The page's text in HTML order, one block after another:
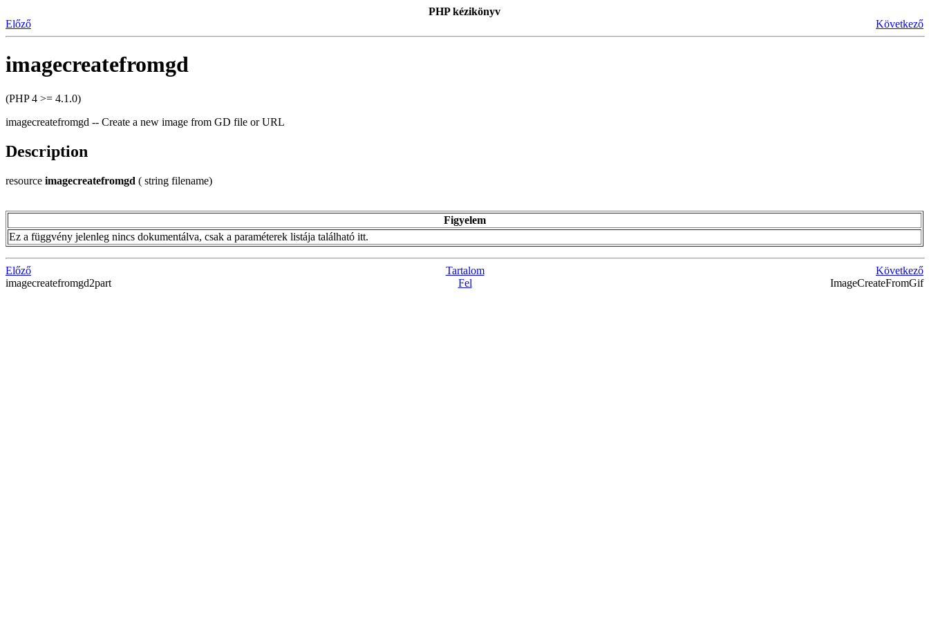
PHP kézikönyv
Előző
Következő
imagecreatefromgd
(PHP 4 >= 4.1.0)
imagecreatefromgd -- Create a new image from GD file or URL
Description
resource imagecreatefromgd ( string filename)
Figyelem
Ez a függvény jelenleg nincs dokumentálva, csak a paraméterek listája található itt.
Előző Tartalom
Következő
imagecreatefromgd2part
Fel ImageCreateFromGif